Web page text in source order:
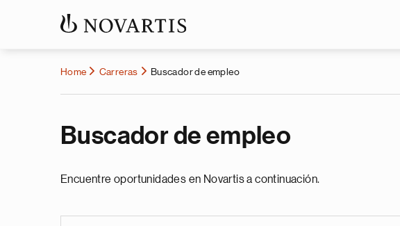
Home Carreras Buscador de empleo
Buscador de empleo
Encuentre oportunidades en Novartis a continuación.